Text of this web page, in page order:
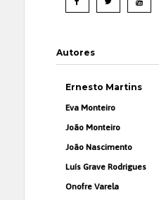
Autores
Ernesto Martins
Eva Monteiro
João Monteiro
João Nascimento
Luís Grave Rodrigues
Onofre Varela